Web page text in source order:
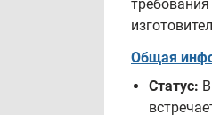
Общая
Статус: